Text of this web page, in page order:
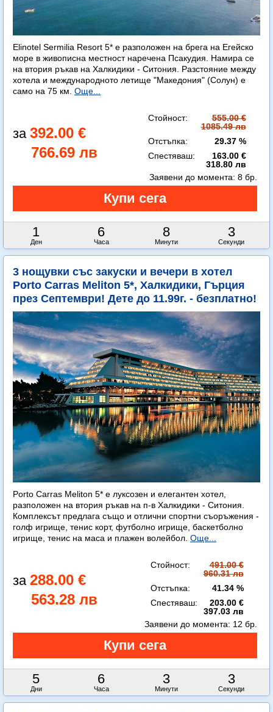
Elinotel Sermilia Resort 5* е разположен на брега на Егейско
море в живописна местност наречена Псакудия. Намира се
на втория ръкав на Халкидики - Ситония. Разстояние между
хотела и международното летище "Македония" (Солун) е
само на 75 км. Още...
392.00 €
766.69 лв
Стойност:
555.00 €
1085.49 лв
Отстъпка:
29.37 %
Спестяваш:
163.00 €
318.80 лв
1
Ден
6
Часа
8
Минути
0
Секунди
Заявени до момента: 8 бр.
3 нощувки със закуски и вечери в хотел
Porto Carras Meliton 5*, Халкидики, Гърция
през Септември! Дете до 11.99г. - безплатно!
Porto Carras Meliton 5* е луксозен и елегантен хотел,
разположен на втория ръкав на п-в Халкидики - Ситония.
Комплексът предлага също и отлични спортни съоръжения -
голф игрище, тенис корт, футболно игрище, баскетболно
игрище, тенис на маса и плажен волейбол. Още...
288.00 €
563.28 лв
Стойност:
491.00 €
960.31 лв
Отстъпка:
41.34 %
Спестяваш:
203.00 €
397.03 лв
5
Дни
6
Часа
3
Минути
0
Секунди
Заявени до момента: 12 бр.